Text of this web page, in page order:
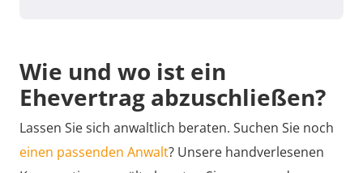
Wie und wo ist ein
Ehevertrag abzuschließen?
Lassen Sie sich anwaltlich beraten. Suchen Sie noch
einen passenden Anwalt? Unsere handverlesenen